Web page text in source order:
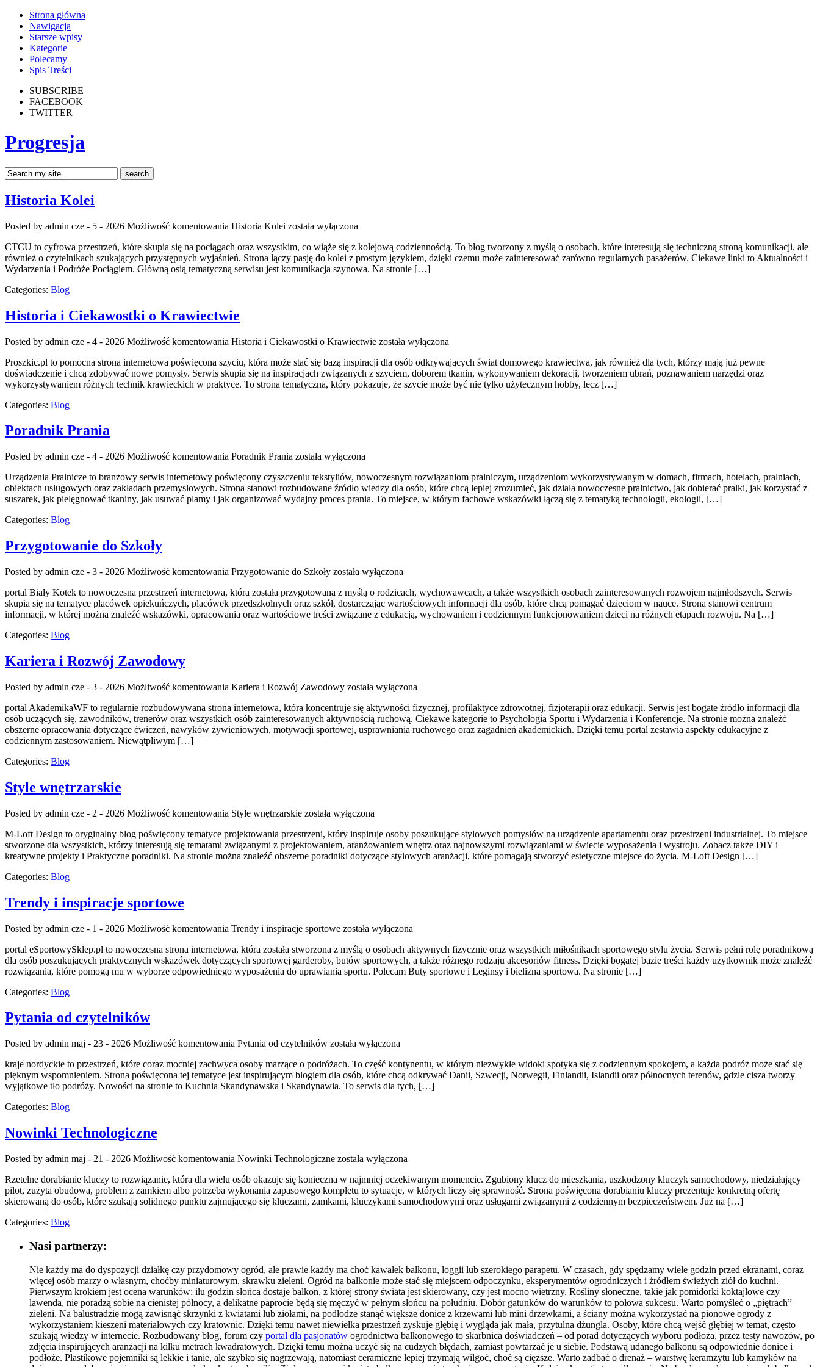
Strona główna
Nawigacja
Starsze wpisy
Kategorie
Polecamy
Spis Treści
SUBSCRIBE
FACEBOOK
TWITTER
Progresja
Historia Kolei
Posted by admin cze - 5 - 2026 Możliwość komentowania Historia Kolei została wyłączona
CTCU to cyfrowa przestrzeń, które skupia się na pociągach oraz wszystkim, co wiąże się z kolejową codziennością. To blog tworzony z myślą o osobach, które interesują się techniczną stroną komunikacji, ale
również o czytelnikach szukających przystępnych wyjaśnień. Strona łączy pasję do kolei z prostym językiem, dzięki czemu może zainteresować zarówno regularnych pasażerów. Ciekawe linki to Aktualności i
Wydarzenia i Podróże Pociągiem. Główną osią tematyczną serwisu jest komunikacja szynowa. Na stronie […]
Categories: Blog
Historia i Ciekawostki o Krawiectwie
Posted by admin cze - 4 - 2026 Możliwość komentowania Historia i Ciekawostki o Krawiectwie została wyłączona
Proszkic.pl to pomocna strona internetowa poświęcona szyciu, która może stać się bazą inspiracji dla osób odkrywających świat domowego krawiectwa, jak również dla tych, którzy mają już pewne
doświadczenie i chcą zdobywać nowe pomysły. Serwis skupia się na inspiracjach związanych z szyciem, doborem tkanin, wykonywaniem dekoracji, tworzeniem ubrań, poznawaniem narzędzi oraz
wykorzystywaniem różnych technik krawieckich w praktyce. To strona tematyczna, który pokazuje, że szycie może być nie tylko użytecznym hobby, lecz […]
Categories: Blog
Poradnik Prania
Posted by admin cze - 4 - 2026 Możliwość komentowania Poradnik Prania została wyłączona
Urządzenia Pralnicze to branżowy serwis internetowy poświęcony czyszczeniu tekstyliów, nowoczesnym rozwiązaniom pralniczym, urządzeniom wykorzystywanym w domach, firmach, hotelach, pralniach,
obiektach usługowych oraz zakładach przemysłowych. Strona stanowi rozbudowane źródło wiedzy dla osób, które chcą lepiej zrozumieć, jak działa nowoczesne pralnictwo, jak dobierać pralki, jak korzystać z
suszarek, jak pielęgnować tkaniny, jak usuwać plamy i jak organizować wydajny proces prania. To miejsce, w którym fachowe wskazówki łączą się z tematyką technologii, ekologii, […]
Categories: Blog
Przygotowanie do Szkoły
Posted by admin cze - 3 - 2026 Możliwość komentowania Przygotowanie do Szkoły została wyłączona
portal Biały Kotek to nowoczesna przestrzeń internetowa, która została przygotowana z myślą o rodzicach, wychowawcach, a także wszystkich osobach zainteresowanych rozwojem najmłodszych. Serwis
skupia się na tematyce placówek opiekuńczych, placówek przedszkolnych oraz szkół, dostarczając wartościowych informacji dla osób, które chcą pomagać dzieciom w nauce. Strona stanowi centrum
informacji, w której można znaleźć wskazówki, opracowania oraz wartościowe treści związane z edukacją, wychowaniem i codziennym funkcjonowaniem dzieci na różnych etapach rozwoju. Na […]
Categories: Blog
Kariera i Rozwój Zawodowy
Posted by admin cze - 3 - 2026 Możliwość komentowania Kariera i Rozwój Zawodowy została wyłączona
portal AkademikaWF to regularnie rozbudowywana strona internetowa, która koncentruje się aktywności fizycznej, profilaktyce zdrowotnej, fizjoterapii oraz edukacji. Serwis jest bogate źródło informacji dla
osób uczących się, zawodników, trenerów oraz wszystkich osób zainteresowanych aktywnością ruchową. Ciekawe kategorie to Psychologia Sportu i Wydarzenia i Konferencje. Na stronie można znaleźć
obszerne opracowania dotyczące ćwiczeń, nawyków żywieniowych, motywacji sportowej, usprawniania ruchowego oraz zagadnień akademickich. Dzięki temu portal zestawia aspekty edukacyjne z
codziennym zastosowaniem. Niewątpliwym […]
Categories: Blog
Style wnętrzarskie
Posted by admin cze - 2 - 2026 Możliwość komentowania Style wnętrzarskie została wyłączona
M-Loft Design to oryginalny blog poświęcony tematyce projektowania przestrzeni, który inspiruje osoby poszukujące stylowych pomysłów na urządzenie apartamentu oraz przestrzeni industrialnej. To miejsce
stworzone dla wszystkich, którzy interesują się tematami związanymi z projektowaniem, aranżowaniem wnętrz oraz najnowszymi rozwiązaniami w świecie wyposażenia i wystroju. Zobacz także DIY i
kreatywne projekty i Praktyczne poradniki. Na stronie można znaleźć obszerne poradniki dotyczące stylowych aranżacji, które pomagają stworzyć estetyczne miejsce do życia. M-Loft Design […]
Categories: Blog
Trendy i inspiracje sportowe
Posted by admin cze - 1 - 2026 Możliwość komentowania Trendy i inspiracje sportowe została wyłączona
portal eSportowySklep.pl to nowoczesna strona internetowa, która została stworzona z myślą o osobach aktywnych fizycznie oraz wszystkich miłośnikach sportowego stylu życia. Serwis pełni rolę poradnikową
dla osób poszukujących praktycznych wskazówek dotyczących sportowej garderoby, butów sportowych, a także różnego rodzaju akcesoriów fitness. Dzięki bogatej bazie treści każdy użytkownik może znaleźć
rozwiązania, które pomogą mu w wyborze odpowiedniego wyposażenia do uprawiania sportu. Polecam Buty sportowe i Leginsy i bielizna sportowa. Na stronie […]
Categories: Blog
Pytania od czytelników
Posted by admin maj - 23 - 2026 Możliwość komentowania Pytania od czytelników została wyłączona
kraje nordyckie to przestrzeń, które coraz mocniej zachwyca osoby marzące o podróżach. To część kontynentu, w którym niezwykłe widoki spotyka się z codziennym spokojem, a każda podróż może stać się
pięknym wspomnieniem. Strona poświęcona tej tematyce jest inspirującym blogiem dla osób, które chcą odkrywać Danii, Szwecji, Norwegii, Finlandii, Islandii oraz północnych terenów, gdzie cisza tworzy
wyjątkowe tło podróży. Nowości na stronie to Kuchnia Skandynawska i Skandynawia. To serwis dla tych, […]
Categories: Blog
Nowinki Technologiczne
Posted by admin maj - 21 - 2026 Możliwość komentowania Nowinki Technologiczne została wyłączona
Rzetelne dorabianie kluczy to rozwiązanie, która dla wielu osób okazuje się konieczna w najmniej oczekiwanym momencie. Zgubiony klucz do mieszkania, uszkodzony kluczyk samochodowy, niedziałający
pilot, zużyta obudowa, problem z zamkiem albo potrzeba wykonania zapasowego kompletu to sytuacje, w których liczy się sprawność. Strona poświęcona dorabianiu kluczy prezentuje konkretną ofertę
skierowaną do osób, które szukają solidnego punktu zajmującego się kluczami, zamkami, kluczykami samochodowymi oraz usługami związanymi z codziennym bezpieczeństwem. Już na […]
Categories: Blog
Nasi partnerzy:
Nie każdy ma do dyspozycji działkę czy przydomowy ogród, ale prawie każdy ma choć kawałek balkonu, loggii lub szerokiego parapetu. W czasach, gdy spędzamy wiele godzin przed ekranami, coraz
więcej osób marzy o własnym, choćby miniaturowym, skrawku zieleni. Ogród na balkonie może stać się miejscem odpoczynku, eksperymentów ogrodniczych i źródłem świeżych ziół do kuchni.
Pierwszym krokiem jest ocena warunków: ilu godzin słońca dostaje balkon, z której strony świata jest skierowany, czy jest mocno wietrzny. Rośliny słoneczne, takie jak pomidorki koktajlowe czy
lawenda, nie poradzą sobie na cienistej północy, a delikatne paprocie będą się męczyć w pełnym słońcu na południu. Dobór gatunków do warunków to połowa sukcesu. Warto pomyśleć o „piętrach”
zieleni. Na balustradzie mogą zawisnąć skrzynki z kwiatami lub ziołami, na podłodze stanąć większe donice z krzewami lub mini drzewkami, a ściany można wykorzystać na pionowe ogrody z
wykorzystaniem kieszeni materiałowych czy kratownic. Dzięki temu nawet niewielka przestrzeń zyskuje głębię i wygląda jak mała, przytulna dżungla. Osoby, które chcą wejść głębiej w temat, często
szukają wiedzy w internecie. Rozbudowany blog, forum czy portal dla pasjonatów ogrodnictwa balkonowego to skarbnica doświadczeń – od porad dotyczących wyboru podłoża, przez testy nawozów, po
zdjęcia inspirujących aranżacji na kilku metrach kwadratowych. Dzięki temu można uczyć się na cudzych błędach, zamiast powtarzać je u siebie. Podstawą udanego balkonu są odpowiednie donice i
podłoże. Plastikowe pojemniki są lekkie i tanie, ale szybko się nagrzewają, natomiast ceramiczne lepiej trzymają wilgoć, choć są cięższe. Warto zadbać o drenaż – warstwę keramzytu lub kamyków na